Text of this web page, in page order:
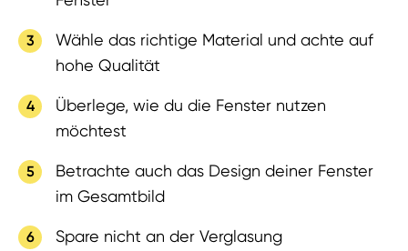
Wähle das richtige Material und achte auf
hohe Qualität
Überlege, wie du die Fenster nutzen
möchtest
Betrachte auch das Design deiner Fenster
im Gesamtbild
Spare nicht an der Verglasung